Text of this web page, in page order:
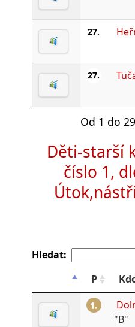
27.
27.
Od 1 do
Děti-starší
číslo 1,
Hledat:
P
1.
"B"